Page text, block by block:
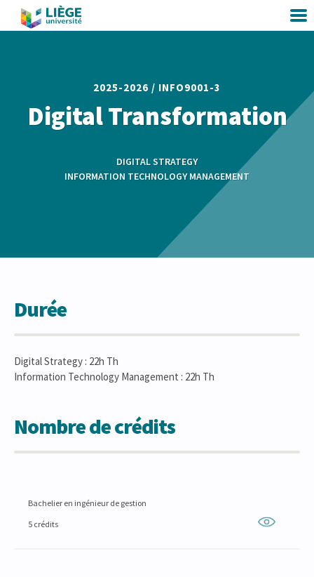
2025-2026 / INFO9001-3
Digital Transformation
DIGITAL STRATEGY
INFORMATION TECHNOLOGY MANAGEMENT
Durée
Digital Strategy : 22h Th
Information Technology Management : 22h Th
Nombre de crédits
Bachelier en ingénieur de gestion
5 crédits